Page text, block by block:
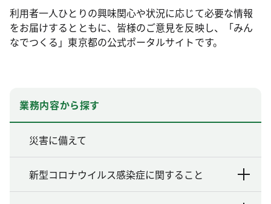
利用者一人ひとりの興味関心や状況に応じて必要な情報
をお届けするとともに、皆様のご意見を反映し、「みん
なでつくる」東京都の公式ポータルサイトです。
業務内容から探す
災害に備えて
新型コロナウイルス感染症に関すること